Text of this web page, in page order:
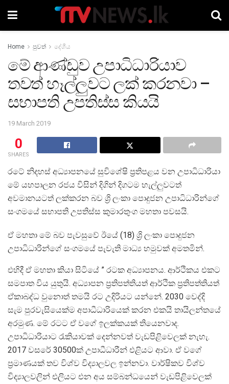
Home පුවත් දේශීය
මේ ආණ්ඩුව උපාධිධාරියාව
තවත් හෑල්ලුවට ලක් කරනවා –
සභාපති උපතිස්ස කියයි
19 March 2019
0
SHARES
රටේ නිදහස් අධ්‍යාපනයේ සුවිශේෂි ප්‍රතිපළය වන උපාධිධාරියා
මේ යහපාලන රජය විසින් දිගින් දිගටම හැල්ලුවටත්
අවමානයටත් ලක්කරන බව ශ්‍රි ලංකා ‌පොදුජන උපාධිධාරින්ගේ
සංගමයේ සභාපති උපතිස්ස කුමාරතුංග මහතා පවසයි.
ඒ මහතා මේ බව පැවසුවේ ඊයේ (18) ශ්‍රි ලංකා ‌පොදුජන
උපාධිධාරින්ගේ සංගමයේ පැවැති මාධ්‍ය හමුවක් අමතමින්.
එහිදී ඒ මහතා කියා සිටියේ ” රටක අධ්‍යාපනය. ආර්ථිකය එකට
සමපාත විය යුතුයි. අධ්‍යාපන ප්‍රතිපත්තියත් ආර්ථික ප්‍රතිපත්තියත්
ඒකාබද්ධ වුනොත් තමයි රට උදිරියට යන්නේ. 2030 වෙද්දි
සැම පුරවැසියෙක්ම අපාධීධාරියෙක් කරන එකයි තායිලන්තයේ
අරමුණ. මේ රටට ඒ වගේ ඉලක්කයක් තියෙනවාද.
උපාධිධාරියාට රැකියාවක් දෙන්නවත් වැඩපිළිවෙලක් නැහැ.
2017 වසරේ 30500ක් උපාධීධාරීන් එළියට ආවා. ඒ වගේ
ප්‍රමාණයක් තව විශ්ව විද්‍යාලවල ඉන්නවා. වාර්ෂිකව විශ්ව
විද්‍යාලවලින් එලියට එන අය සම්බන්ධයෙන් වැඩපිළිවෙලක්